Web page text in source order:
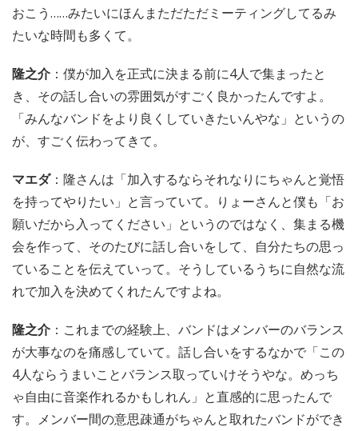
おこう……みたいにほんまただただミーティングしてるみ
たいな時間も多くて。
隆之介 ：僕が加入を正式に決まる前に4人で集まったと
き、その話し合いの雰囲気がすごく良かったんですよ。
「みんなバンドをより良くしていきたいんやな」というの
が、すごく伝わってきて。
マエダ：隆さんは「加入するならそれなりにちゃんと覚悟
を持ってやりたい」と言っていて。りょーさんと僕も「お
願いだから入ってください」というのではなく、集まる機
会を作って、そのたびに話し合いをして、自分たちの思っ
ていることを伝えていって。そうしているうちに自然な流
れで加入を決めてくれたんですよね。
隆之介 ：これまでの経験上、バンドはメンバーのバランス
が大事なのを痛感していて。話し合いをするなかで「この
4人ならうまいことバランス取っていけそうやな。めっち
ゃ自由に音楽作れるかもしれん」と直感的に思ったんで
す。メンバー間の意思疎通がちゃんと取れたバンドができ